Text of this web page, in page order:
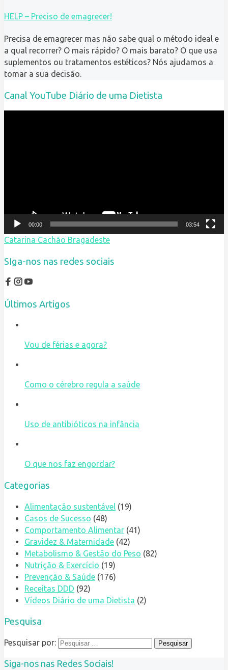
HELP – Preciso de emagrecer!
Precisa de emagrecer mas não sabe qual o método ideal e
a qual recorrer? O mais rápido? O mais barato? O que usa
suplementos ou tratamentos estéticos? Nós ajudamos a
tomar a sua decisão.
Canal YouTube Diário de uma Dietista
00:00 03:54
Catarina Cachão Bragadeste
SIga-nos nas redes sociais
Últimos Artigos
Vou de férias e agora?
Como o cérebro regula a saúde
Uso de antibióticos na infância
O que nos faz engordar?
Categorias
Alimentação sustentável (19)
Casos de Sucesso (48)
Comportamento Alimentar (41)
Gravidez & Maternidade (42)
Metabolismo & Gestão do Peso (82)
Nutrição & Exercício (19)
Prevenção & Saúde (176)
Receitas DDD (92)
Vídeos Diário de uma Dietista (2)
Pesquisa
Pesquisar por:
Siga-nos nas Redes Sociais!